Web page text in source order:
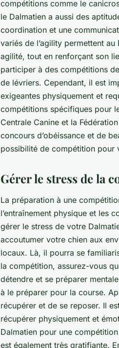
compétitions comme le
le Dalmatien a aussi des
coordination et une
variés de l’agility permettent
agilité, tout en renforçant son
participer à des compétitions de
de lévriers. Cependant, il est
exigeantes physiquement et
compétitions spécifiques pour
Centrale Canine et la
concours d’obéissance et de
possibilité de compétition pour
Gérer le stress de la
La préparation à une
l’entraînement physique et les
gérer le stress de votre
accoutumer votre chien aux
locaux. Là, il pourra se
la compétition, assurez-vous
détendre et se préparer
à le préparer pour la course.
récupérer et de se reposer. Il
récupérer physiquement et
Dalmatien pour une
est également très gratifiante.